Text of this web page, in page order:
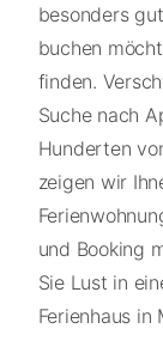
besonders
buchen
finden.
Suche nach
Hunderten
zeigen wir
und Booking
Sie Lust in
Ferienhaus in